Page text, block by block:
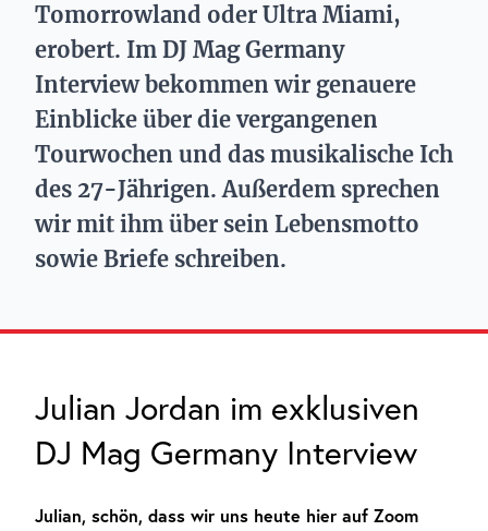
Tomorrowland oder Ultra Miami,
erobert. Im DJ Mag Germany
Interview bekommen wir genauere
Einblicke über die vergangenen
Tourwochen und das musikalische Ich
des 27-Jährigen. Außerdem sprechen
wir mit ihm über sein Lebensmotto
sowie Briefe schreiben.
Julian Jordan im exklusiven
DJ Mag Germany Interview
Julian, schön, dass wir uns heute hier auf Zoom